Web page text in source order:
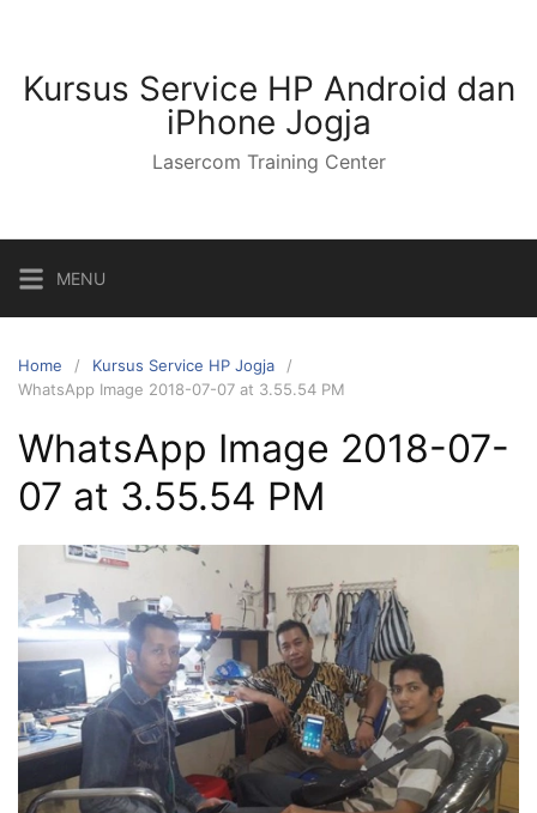
Kursus Service HP Android dan
iPhone Jogja
Lasercom Training Center
MENU
Home
Kursus Service HP Jogja
WhatsApp Image 2018-07-07 at 3.55.54 PM
WhatsApp Image 2018-07-
07 at 3.55.54 PM